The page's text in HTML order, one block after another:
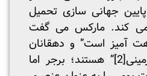
پایین جهانی سازی تحمیل
کند. مارکس می گفت
آمیز است” و دهقانان
[2] ” هستند؛ برجر اما